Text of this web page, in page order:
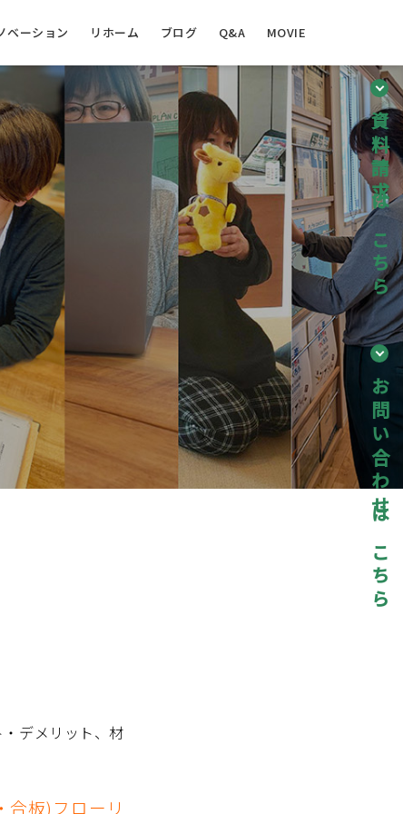
ベーション リホーム ブログ Q&A MOVIE
デメリット、材
合板)フローリ
資料請求はこちら
お問い合わせはこちら